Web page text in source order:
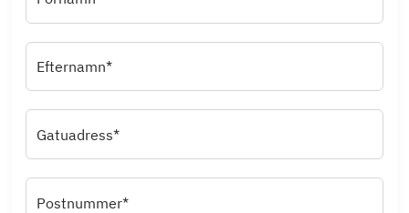
Efternamn*
Gatuadress*
Postnummer*